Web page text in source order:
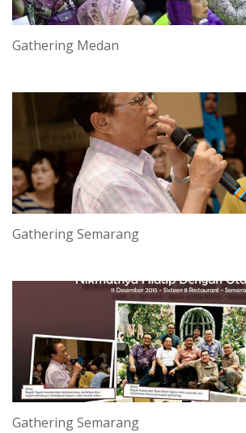
Gathering Medan
Gathering Semarang
Gathering Semarang